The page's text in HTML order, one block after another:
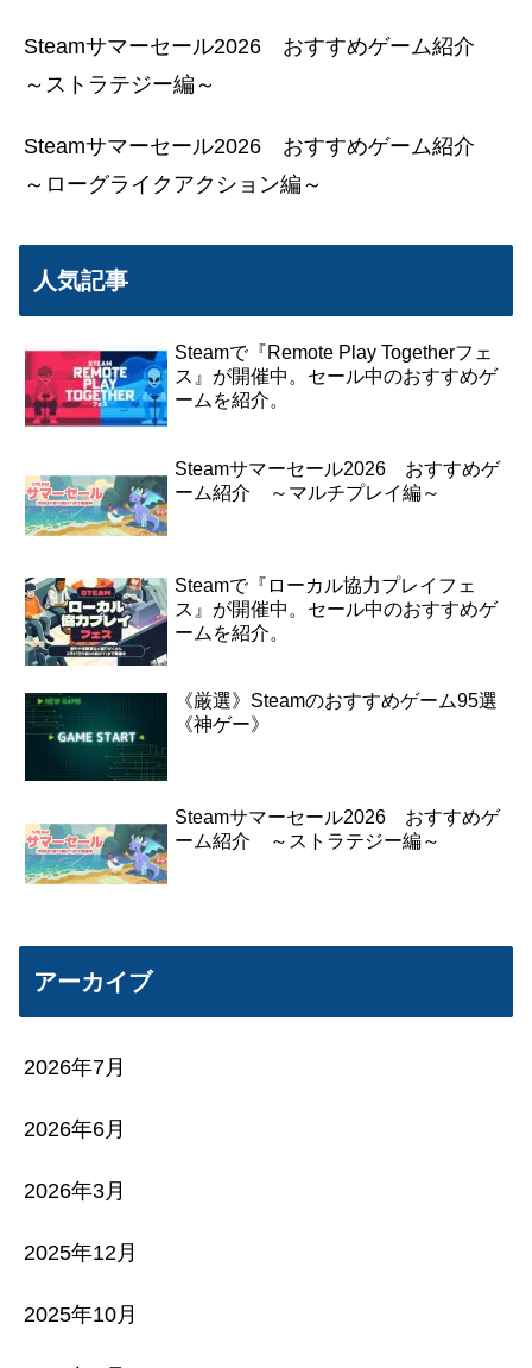
Steamサマーセール2026 おすすめゲーム紹介
～ストラテジー編～
Steamサマーセール2026 おすすめゲーム紹介
～ローグライクアクション編～
人気記事
Steamで『Remote Play Togetherフェ
ス』が開催中。セール中のおすすめゲ
ームを紹介。
Steamサマーセール2026 おすすめゲ
ーム紹介 ～マルチプレイ編～
Steamで『ローカル協力プレイフェ
ス』が開催中。セール中のおすすめゲ
ームを紹介。
《厳選》Steamのおすすめゲーム95選
《神ゲー》
Steamサマーセール2026 おすすめゲ
ーム紹介 ～ストラテジー編～
アーカイブ
2026年7月
2026年6月
2026年3月
2025年12月
2025年10月